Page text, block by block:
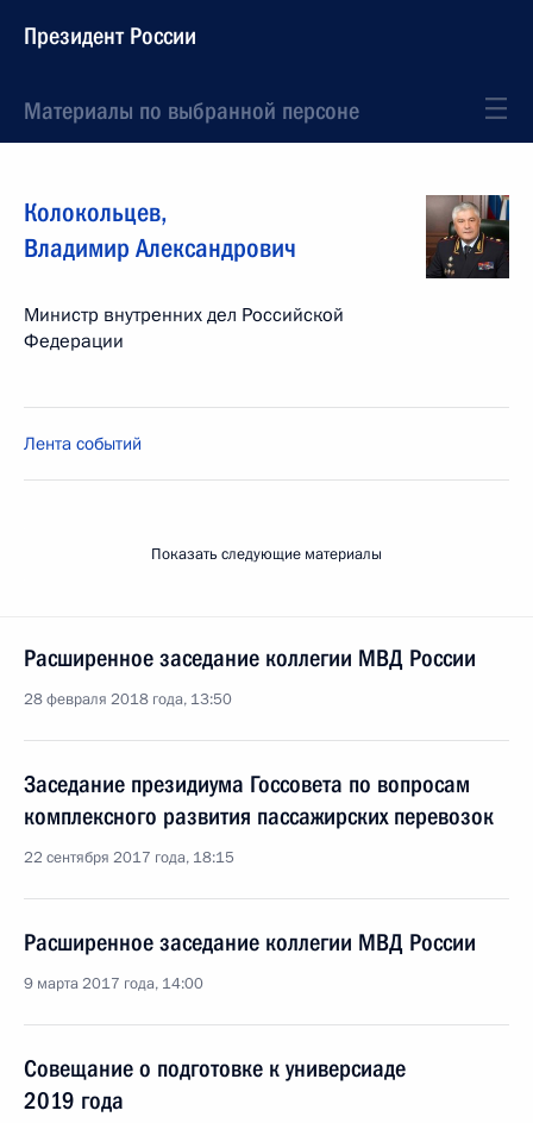
Президент России
Материалы по выбранной персоне
Колокольцев,
Владимир Александрович
Министр внутренних дел Российской
Федерации
Лента событий
Показать следующие материалы
Расширенное заседание коллегии МВД России
28 февраля 2018 года, 13:50
Заседание президиума Госсовета по вопросам
комплексного развития пассажирских перевозок
22 сентября 2017 года, 18:15
Расширенное заседание коллегии МВД России
9 марта 2017 года, 14:00
Совещание о подготовке к универсиаде
2019 года